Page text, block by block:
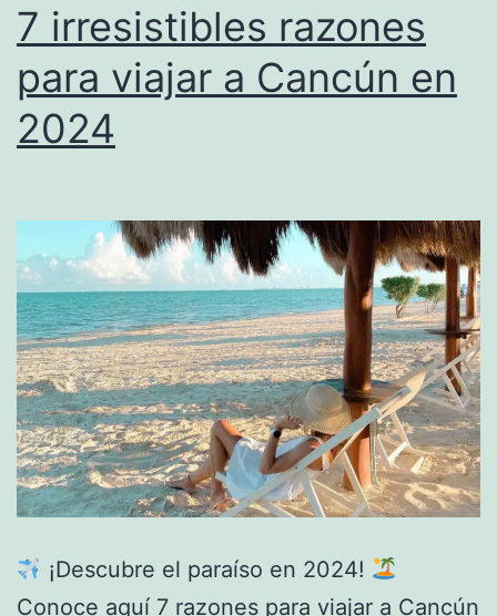
7 irresistibles razones
para viajar a Cancún en
2024
¡Descubre el paraíso en 2024!
Conoce aquí 7 razones para viajar a Cancún